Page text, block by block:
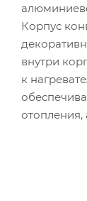
Корпус
внутри
к